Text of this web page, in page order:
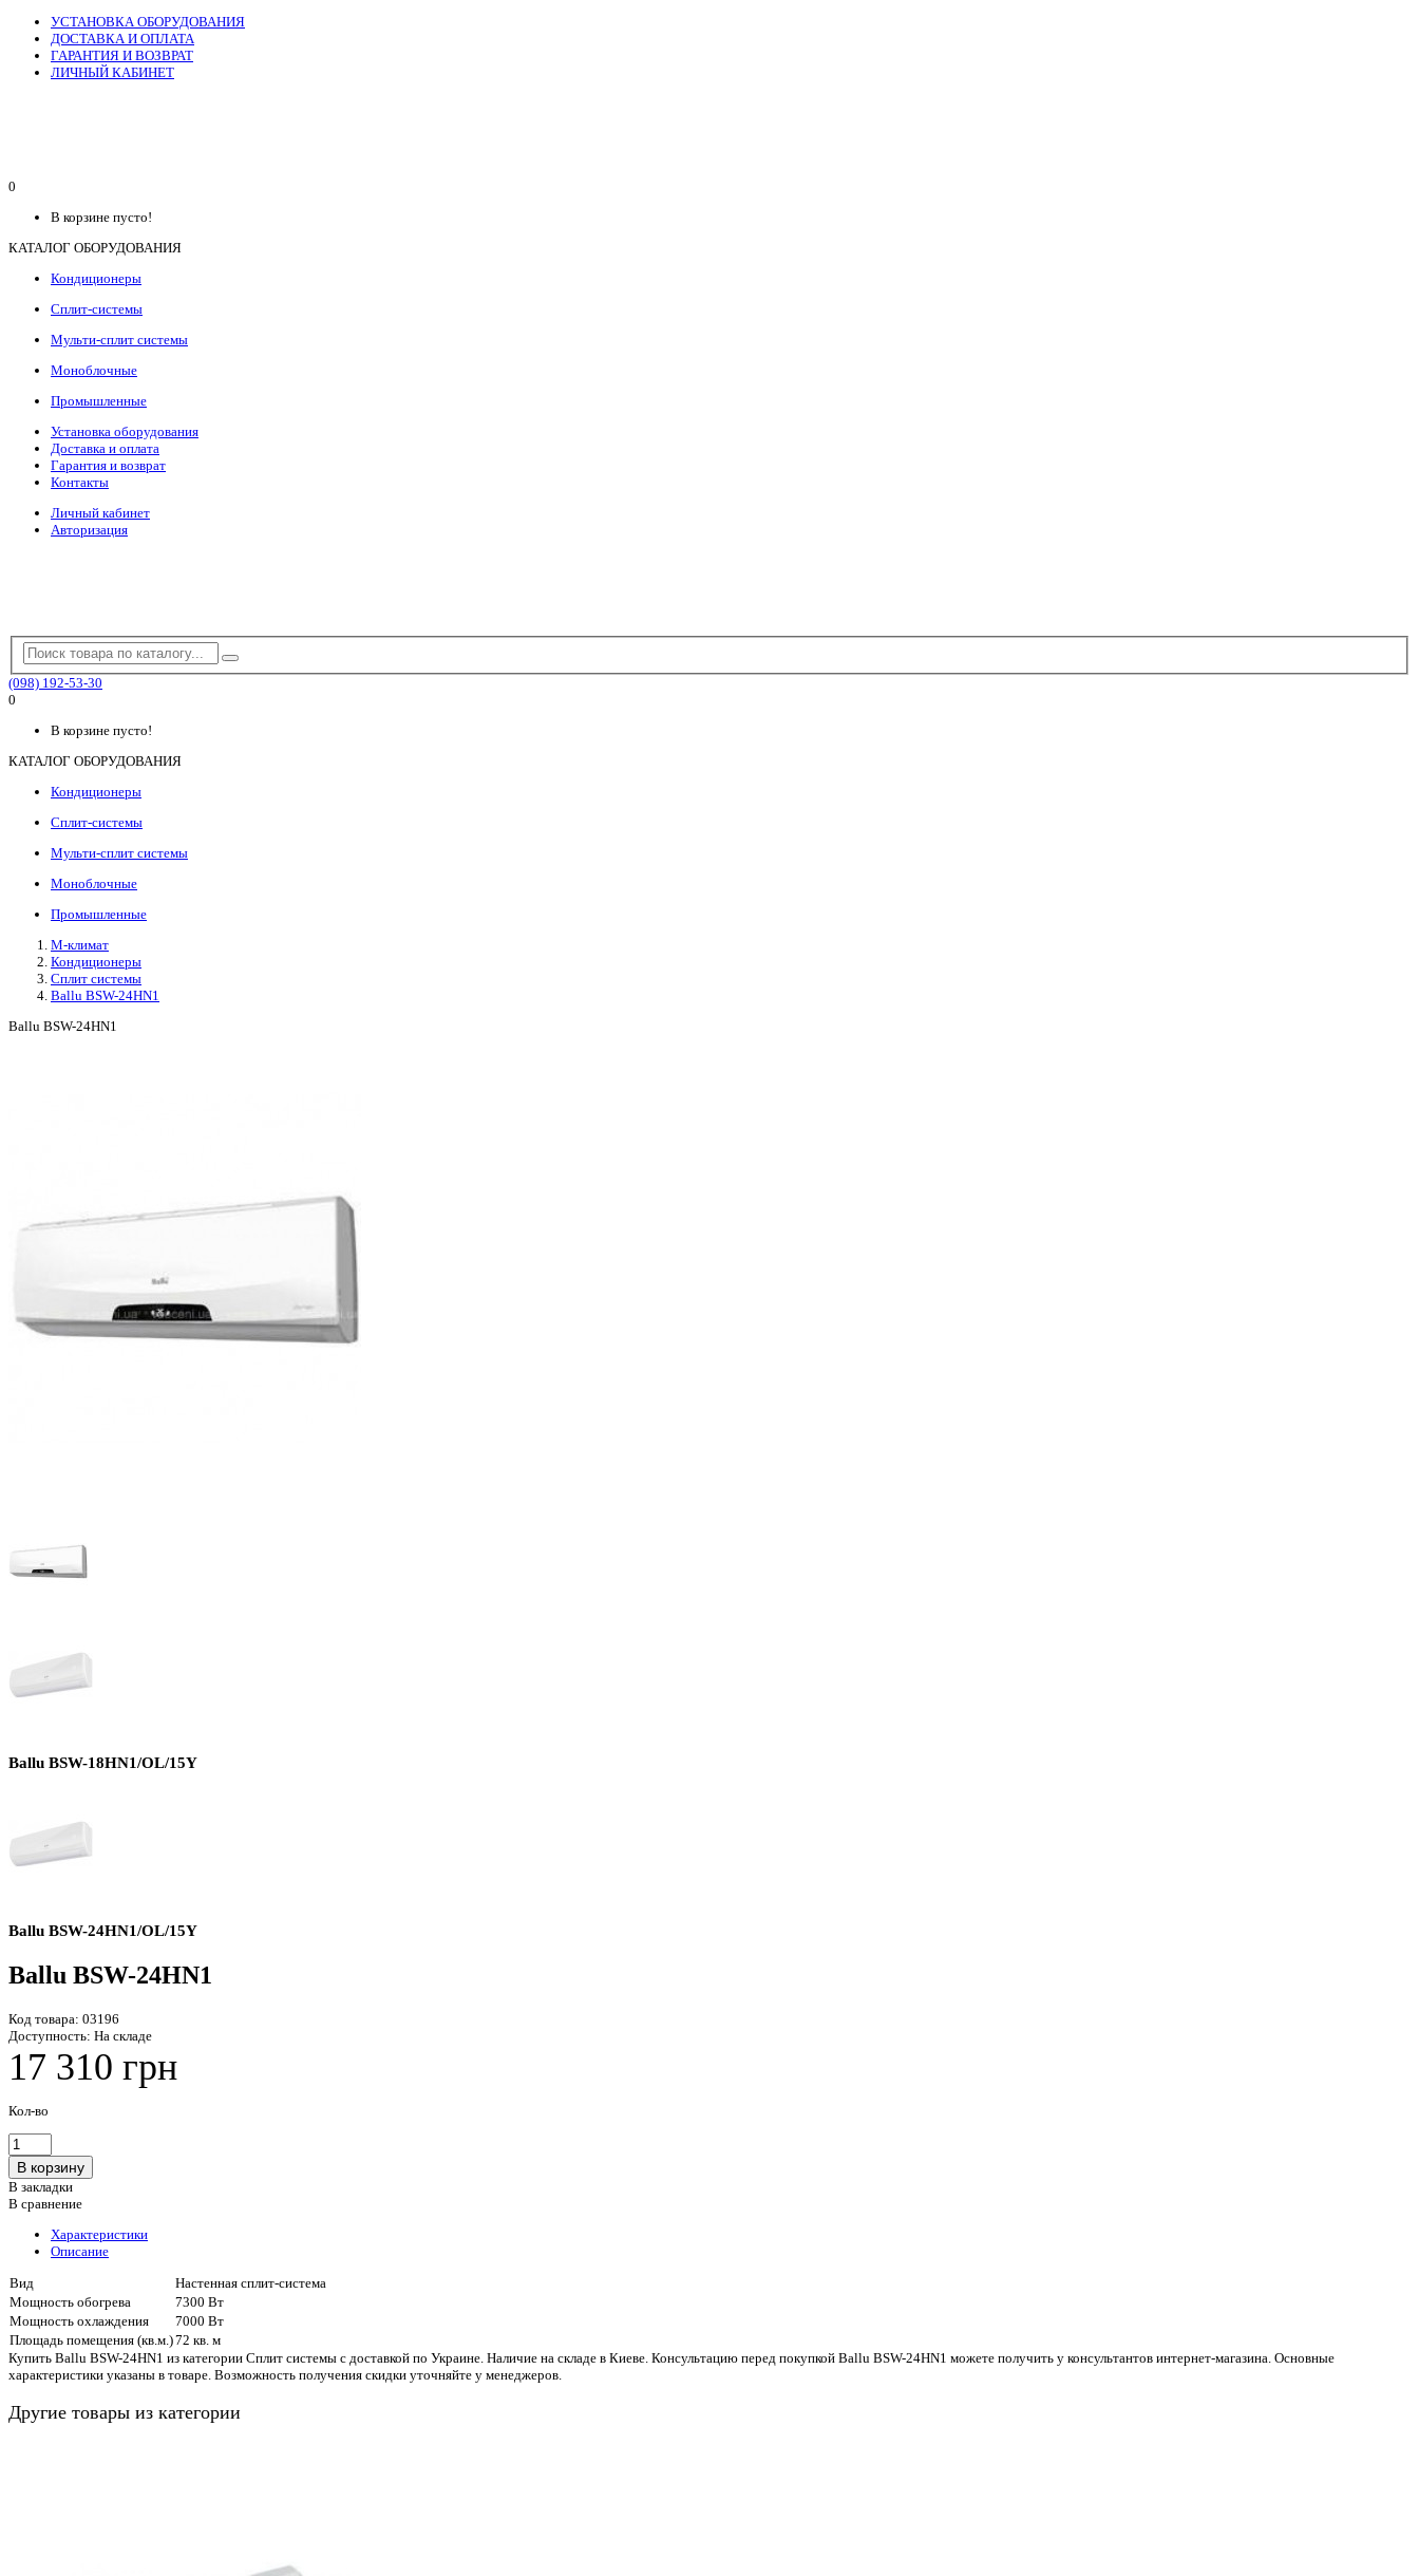
УСТАНОВКА ОБОРУДОВАНИЯ
ДОСТАВКА И ОПЛАТА
ГАРАНТИЯ И ВОЗВРАТ
ЛИЧНЫЙ КАБИНЕТ
0
В корзине пусто!
КАТАЛОГ ОБОРУДОВАНИЯ
Кондиционеры
Сплит-системы
Мульти-сплит системы
Моноблочные
Промышленные
Установка оборудования
Доставка и оплата
Гарантия и возврат
Контакты
Личный кабинет
Авторизация
(098) 192-53-30
0
В корзине пусто!
КАТАЛОГ ОБОРУДОВАНИЯ
Кондиционеры
Сплит-системы
Мульти-сплит системы
Моноблочные
Промышленные
М-климат
Кондиционеры
Сплит системы
Ballu BSW-24HN1
Ballu BSW-24HN1
Ballu BSW-18HN1/OL/15Y
Ballu BSW-24HN1/OL/15Y
Ballu BSW-24HN1
Код товара: 03196
Доступность: На складе
17 310 грн
Кол-во
В закладки
В сравнение
Характеристики
Описание
Вид
Настенная сплит-система
Мощность обогрева
7300 Вт
Мощность охлаждения
7000 Вт
Площадь помещения (кв.м.)72 кв. м
Купить Ballu BSW-24HN1 из категории Сплит системы с доставкой по Украине. Наличие на складе в Киеве. Консультацию перед покупкой Ballu BSW-24HN1 можете получить у консультантов интернет-магазина. Основные
характеристики указаны в товаре. Возможность получения скидки уточняйте у менеджеров.
Другие товары из категории